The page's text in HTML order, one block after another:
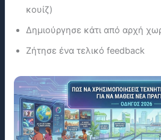
κουίζ)
Δημιούργησε κάτι από αρχή
Ζήτησε ένα τελικό feedback